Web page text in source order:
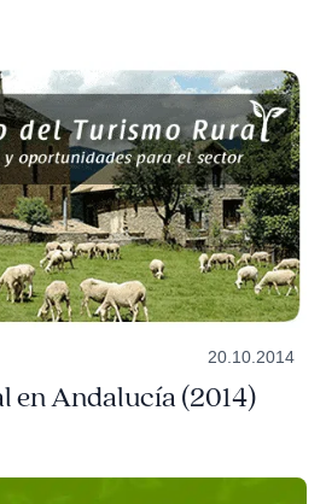
20.10.2014
en Andalucía (2014)